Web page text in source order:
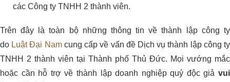
các Công ty TNHH 2 thành viên.
Trên đây là toàn bộ những thông tin về thành lập công ty
do Luật Đại Namcung cấp về vấn đề Dịch vụ thành lập công ty
TNHH 2 thành viên tại Thành phố Thủ Đức. Mọi vướng mắc
hoặc cần hỗ trợ về thành lập doanh nghiệp quý độc giả vui